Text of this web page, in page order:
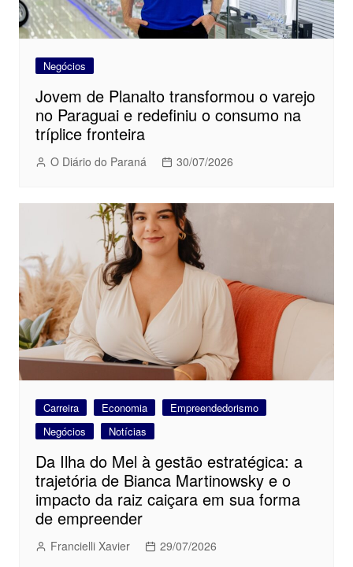
Negócios
Jovem de Planalto transformou o varejo
no Paraguai e redefiniu o consumo na
tríplice fronteira
O Diário do Paraná 30/07/2026
Carreira Economia
Empreendedorismo
Negócios
Notícias
Da Ilha do Mel à gestão estratégica: a
trajetória de Bianca Martinowsky e o
impacto da raiz caiçara em sua forma
de empreender
Francielli Xavier 29/07/2026